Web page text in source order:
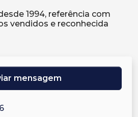
1994, referência com
vendidos e reconhecida
mensagem